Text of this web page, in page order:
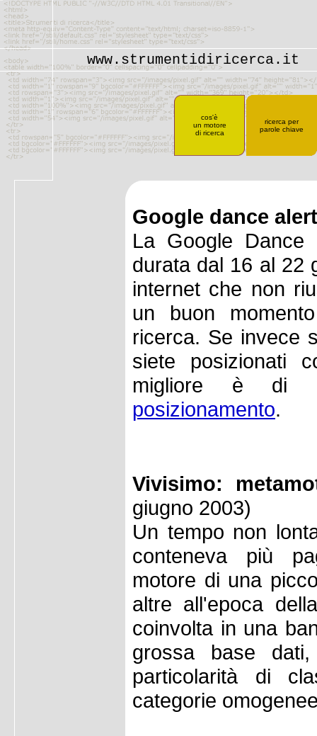
www.strumentidiricerca.it
cos'è
un motore
di ricerca
ricerca per
parole chiave
Google dance
La Google
durata dal 16 al 22
internet che non
un buon
ricerca. Se invece
siete posizionati
migliore è di
posizionamento.
Vivisimo:
giugno 2003)
Un tempo non
conteneva più
motore di una
altre all'epoca
coinvolta in una
grossa base
particolarità di
categorie